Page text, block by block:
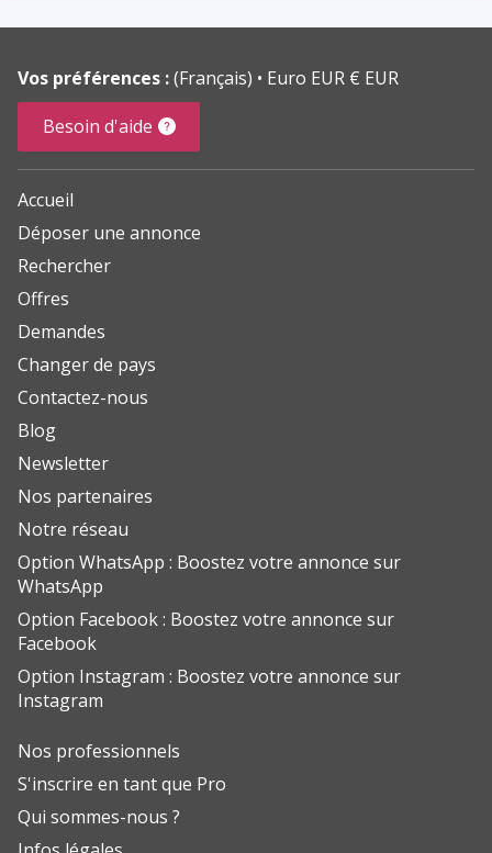
Vos préférences :(Français)
Euro EUR € EUR
Besoin d'aide
Accueil
Déposer une annonce
Rechercher
Offres
Demandes
Changer de pays
Contactez-nous
Blog
Newsletter
Nos partenaires
Notre réseau
Option WhatsApp : Boostez votre annonce sur
WhatsApp
Option Facebook : Boostez votre annonce sur
Facebook
Option Instagram : Boostez votre annonce sur
Instagram
Nos professionnels
S'inscrire en tant que Pro
Qui sommes-nous ?